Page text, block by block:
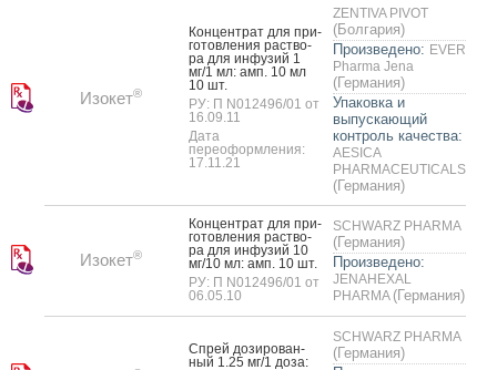
Изокет®
Кон­цен­трат для при­
готов­ле­ния рас­тво­
ра для ин­фу­зий 1
мг/1 мл: амп. 10 мл
10 шт.
РУ: П N012496/01 от
16.09.11
Дата
переоформления:
17.11.21
ZENTIVA PIVOT
(Болгария)
Произведено: EVER
Pharma Jena
(Германия)
Упаковка и
выпускающий
контроль качества:
AESICA
PHARMACEUTICALS
(Германия)
Изокет®
Кон­цен­трат для при­
готов­ле­ния рас­тво­
ра для ин­фу­зий 10
мг/10 мл: амп. 10 шт.
РУ: П N012496/01 от
06.05.10
SCHWARZ PHARMA
(Германия)
Произведено:
JENAHEXAL
PHARMA (Германия)
Спрей до­зиро­ван­
ный 1.25 мг/1 до­за:
SCHWARZ PHARMA
(Германия)